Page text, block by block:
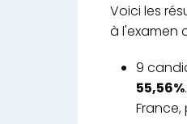
Voici les
à l'examen
9
55,56%